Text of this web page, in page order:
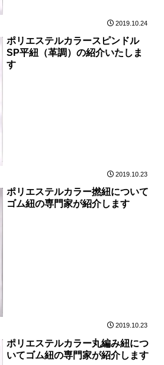
2019.10.24
ポリエステルカラースピンドル
SP平紐（革調）の紹介いたしま
す
2019.10.23
ポリエステルカラー撚紐について
ゴム紐の専門家が紹介します
2019.10.23
ポリエステルカラー丸編み紐につ
いてゴム紐の専門家が紹介します